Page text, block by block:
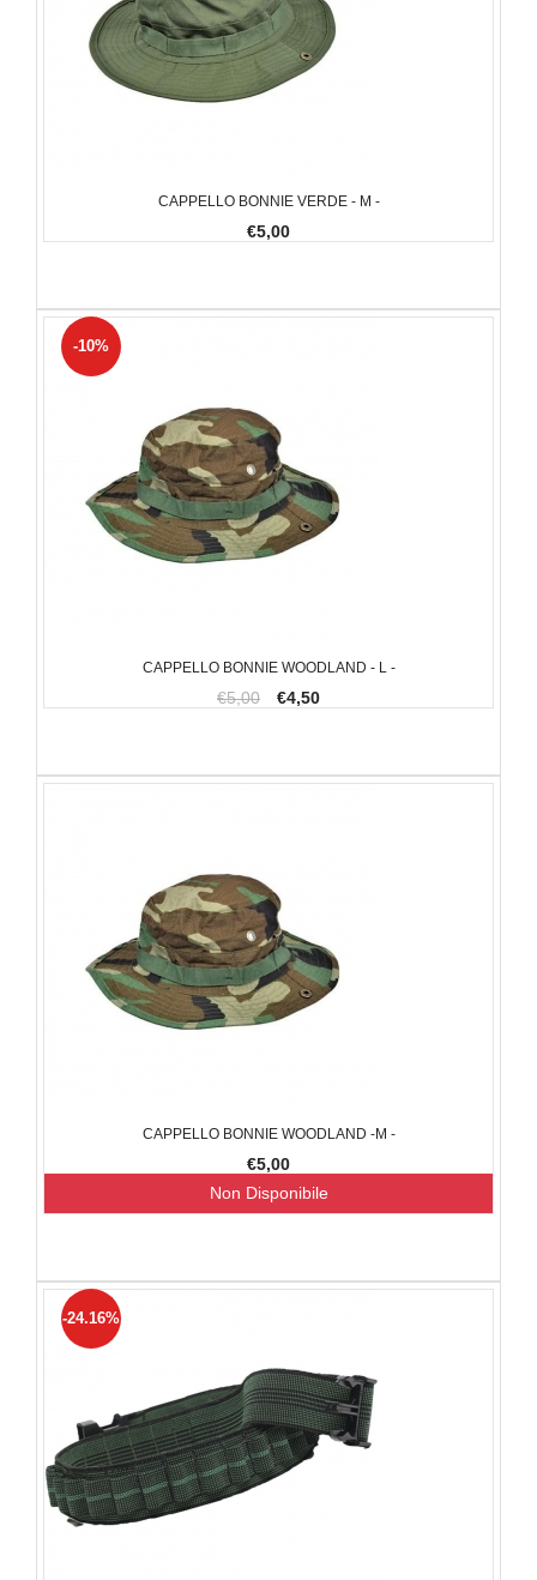
CAPPELLO BONNIE VERDE - M -
€5,00
CAPPELLO BONNIE WOODLAND - L -
€5,00 €4,50
-10%
CAPPELLO BONNIE WOODLAND -M -
€5,00
Non Disponibile
-24.16%